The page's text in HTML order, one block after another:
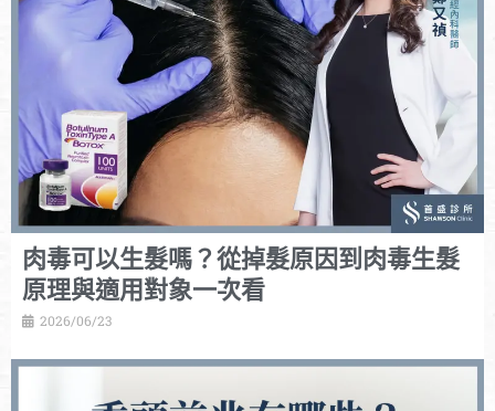
肉毒可以生髮嗎？從掉髮原因到肉毒生髮
原理與適用對象一次看
2026/06/23